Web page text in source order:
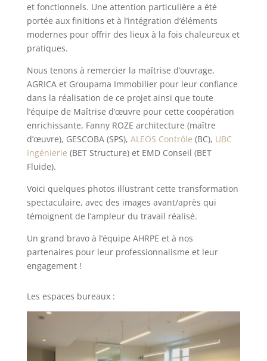
et fonctionnels. Une attention particulière a été
portée aux finitions et à l’intégration d’éléments
modernes pour offrir des lieux à la fois chaleureux et
pratiques.
Nous tenons à remercier la maîtrise d’ouvrage,
AGRICA et Groupama Immobilier pour leur confiance
dans la réalisation de ce projet ainsi que toute
l’équipe de Maîtrise d’œuvre pour cette coopération
enrichissante, Fanny ROZE architecture (maître
d’œuvre), GESCOBA (SPS), ALEOS Contrôle (BC), UBC
Ingénierie (BET Structure) et EMD Conseil (BET
Fluide).
Voici quelques photos illustrant cette transformation
spectaculaire, avec des images avant/après qui
témoignent de l’ampleur du travail réalisé.
Un grand bravo à l’équipe AHRPE et à nos
partenaires pour leur professionnalisme et leur
engagement !
Les espaces bureaux :